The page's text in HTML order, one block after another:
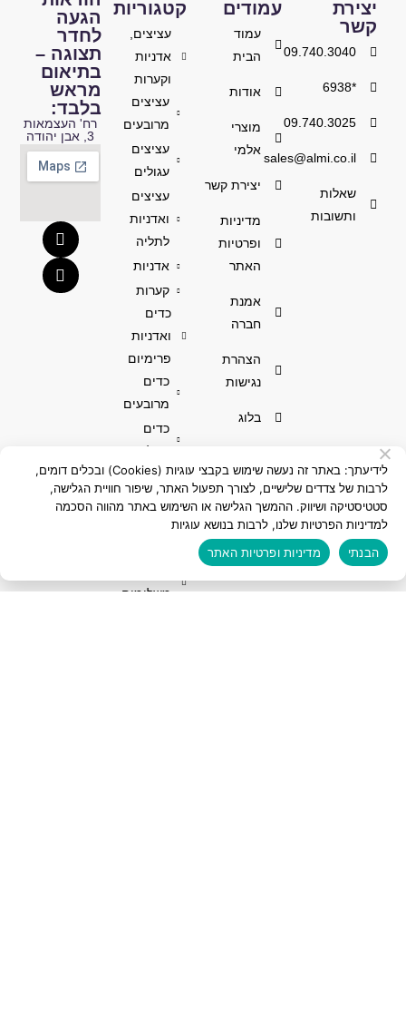
הגעה
לחדר
תצוגה –
בתיאום
מראש
בלבד:
רח' העצמאות
3, אבן יהודה
קטגוריות
עציצים,
אדניות
וקערות
עציצים
מרובעים
עציצים
עגולים
עציצים
ואדניות
לתליה
אדניות
קערות
כדים
ואדניות
פרימיום
כדים
מרובעים
כדים
עגולים
אדניות
מלבניות
משלימים
עמודים
עמוד
הבית
אודות
מוצרי
אלמי
יצירת קשר
מדיניות
ופרטיות
האתר
אמנת
חברה
הצהרת
נגישות
בלוג
יצירת
קשר
09.740.3040
*6938
09.740.3025
sales@almi.co.il
שאלות
ותשובות
לידיעתך: באתר זה נעשה שימוש בקבצי עוגיות (Cookies) ובכלים דומים,
לרבות של צדדים שלישיים, לצורך תפעול האתר, שיפור חוויית הגלישה,
סטטיסטיקה ושיווק. ההמשך הגלישה או השימוש באתר מהווה הסכמה
למדיניות הפרטיות שלנו, לרבות בנושא עוגיות
הבנתי
מדיניות ופרטיות האתר